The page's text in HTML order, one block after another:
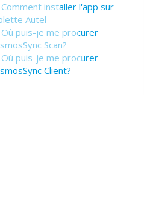
Comment installer l'app sur
Autel
Où puis-je me procurer
Scan?
Où puis-je me procurer
Client?